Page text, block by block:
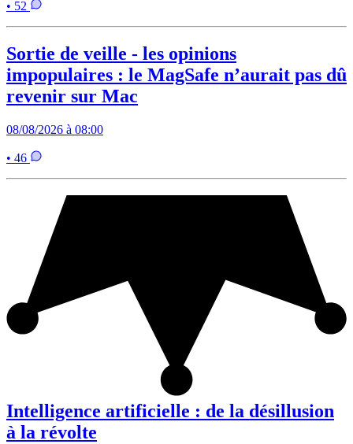
• 52
Sortie de veille - les opinions
impopulaires : le MagSafe n’aurait pas dû
revenir sur Mac
08/08/2026 à 08:00
• 46
Intelligence artificielle : de la désillusion
à la révolte